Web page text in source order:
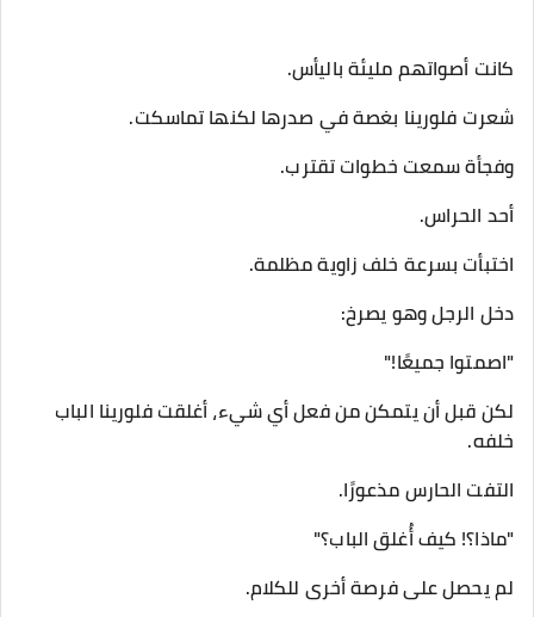
كانت أصواتهم مليئة باليأس.
شعرت فلورينا بغصة في صدرها لكنها تماسكت.
وفجأة سمعت خطوات تقترب.
أحد الحراس.
اختبأت بسرعة خلف زاوية مظلمة.
دخل الرجل وهو يصرخ:
"اصمتوا جميعًا!"
لكن قبل أن يتمكن من فعل أي شيء، أغلقت فلورينا الباب
خلفه.
التفت الحارس مذعورًا.
"ماذا؟! كيف أُغلق الباب؟"
لم يحصل على فرصة أخرى للكلام.